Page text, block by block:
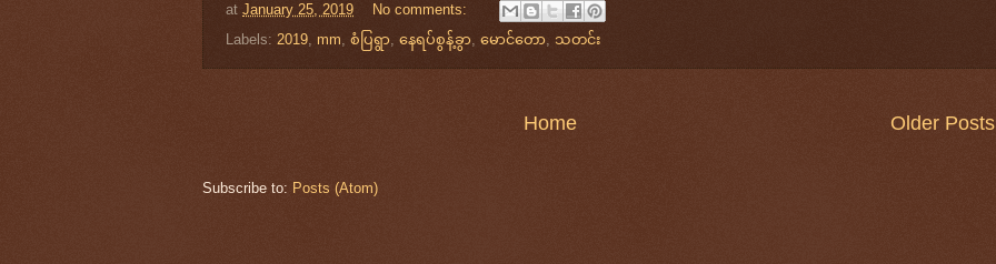
at January 25, 2019
No comments:
Labels: 2019 mm စံပြရွာ နေရပ်စွန့်ခွာ မောင်တော သတင်း
Older Posts
Home
Subscribe to: Posts (Atom)